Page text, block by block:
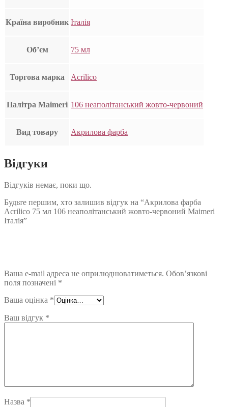
Країна виробник Італія
Об’єм 75 мл
Торгова марка Acrilico
Палітра Maimeri 106 неаполітанський жовто-червоний
Вид товару Акрилова фарба
Відгуки
Відгуків немає, поки що.
Будьте першим, хто залишив відгук на “Акрилова фарба
Acrilico 75 мл 106 неаполітанський жовто-червоний Maimeri
Італія”
Ваша e-mail адреса не оприлюднюватиметься. Обов’язкові
поля позначені *
Ваша оцінка *
Ваш відгук *
Назва *